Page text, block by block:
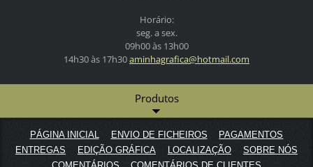
Horário:
seg. a sex.
09h00 às 13h00
14h30 às 17h30aminhagrafica@hotmail.com
Produtos
PÁGINA INICIAL ENVIO DE FICHEIROS
PAGAMENTOS
ENTREGAS
EDIÇÃO GRÁFICA LOCALIZAÇÃO
SOBRE NÓS